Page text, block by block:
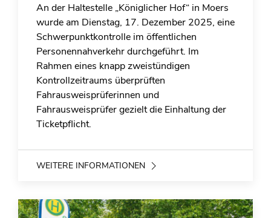
An der Haltestelle „Königlicher Hof“ in Moers
wurde am Dienstag, 17. Dezember 2025, eine
Schwerpunktkontrolle im öffentlichen
Personennahverkehr durchgeführt. Im
Rahmen eines knapp zweistündigen
Kontrollzeitraums überprüften
Fahrausweisprüferinnen und
Fahrausweisprüfer gezielt die Einhaltung der
Ticketpflicht.
WEITERE INFORMATIONEN